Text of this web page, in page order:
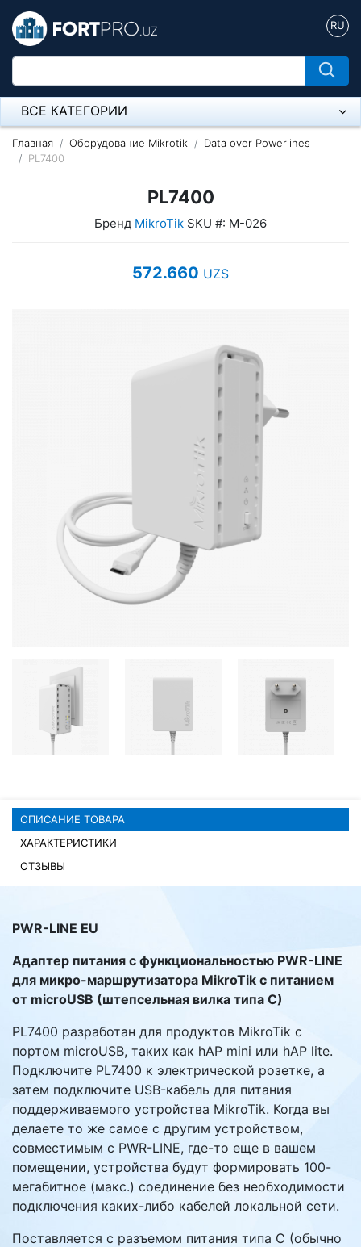
RU
ВСЕ КАТЕГОРИИ
Микрофон
UPS Источники бесперебойного питания
Наушники
Сетевое оборудование
Системы охлаждения
Видеонаблюдение
Компьютеры Fujitsu
Комплектующие ПК
Главная Оборудование Mikrotik
Data over Powerlines
PL7400
PL7400
Бренд MikroTik SKU #: M-026
572.660 UZS
ОПИСАНИЕ ТОВАРА
ХАРАКТЕРИСТИКИ
ОТЗЫВЫ
PWR-LINE EU
Адаптер питания с функциональностью PWR-LINE
для микро-маршрутизатора MikroTik с питанием
от microUSB (штепсельная вилка типа C)
PL7400 разработан для продуктов MikroTik с
портом microUSB, таких как hAP mini или hAP lite.
Подключите PL7400 к электрической розетке, а
затем подключите USB-кабель для питания
поддерживаемого устройства MikroTik. Когда вы
делаете то же самое с другим устройством,
совместимым с PWR-LINE, где-то еще в вашем
помещении, устройства будут формировать 100-
мегабитное (макс.) соединение без необходимости
подключения каких-либо кабелей локальной сети.
Поставляется с разъемом питания типа C (обычно